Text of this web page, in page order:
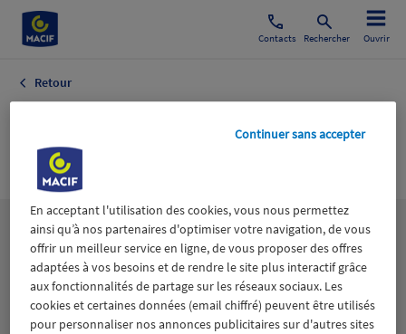
Contacts Rechercher Ouvrir
Retour
Santé
Lesthématiques
Aidants Catastrophes naturelles Climat
En acceptant l'utilisation des cookies, vous nous permettez
ainsi qu’à nos partenaires d'optimiser votre navigation, de vous
offrir un meilleur service en ligne, de vous proposer des offres
adaptées à vos besoins et de rendre le site plus interactif grâce
aux fonctionnalités de partage sur les réseaux sociaux. Les
cookies et certaines données (email chiffré) peuvent être utilisés
pour personnaliser nos annonces publicitaires sur d'autres sites
Continuer sans accepter